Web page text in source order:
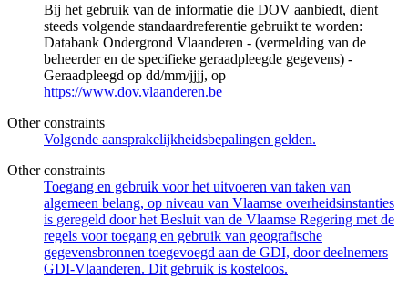
Bij het gebruik van de informatie die DOV aanbiedt, dient
steeds volgende standaardreferentie gebruikt te worden:
Databank Ondergrond Vlaanderen - (vermelding van de
beheerder en de specifieke geraadpleegde gegevens) -
Geraadpleegd op dd/mm/jjjj, op
https://www.dov.vlaanderen.be
Other constraints
Volgende aansprakelijkheidsbepalingen gelden.
Other constraints
Toegang en gebruik voor het uitvoeren van taken van
algemeen belang, op niveau van Vlaamse overheidsinstanties
is geregeld door het Besluit van de Vlaamse Regering met de
regels voor toegang en gebruik van geografische
gegevensbronnen toegevoegd aan de GDI, door deelnemers
GDI-Vlaanderen. Dit gebruik is kosteloos.